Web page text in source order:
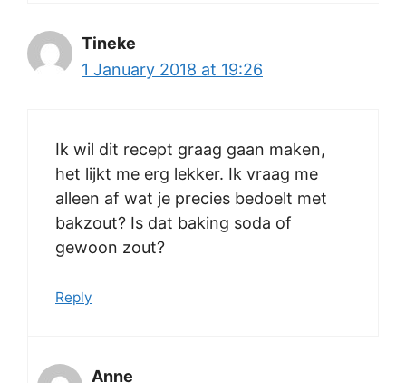
Tineke
1 January 2018 at 19:26
Ik wil dit recept graag gaan maken,
het lijkt me erg lekker. Ik vraag me
alleen af wat je precies bedoelt met
bakzout? Is dat baking soda of
gewoon zout?
Reply
Anne